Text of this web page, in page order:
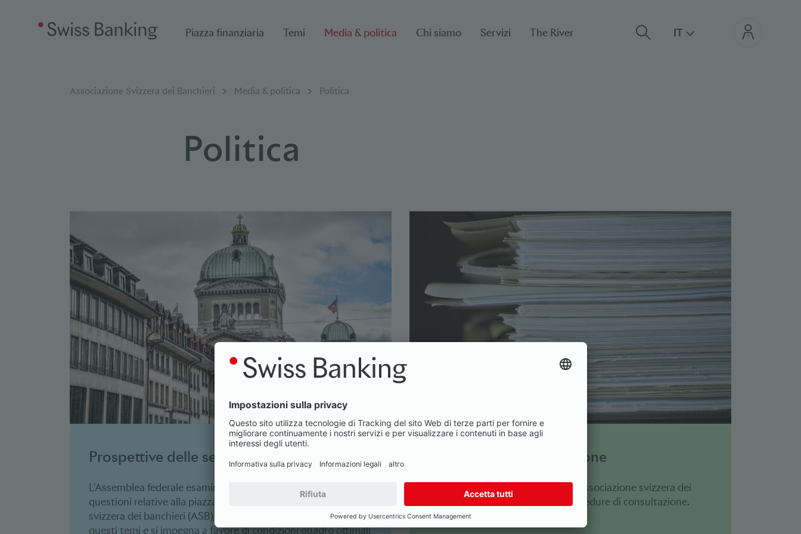
Piazza finanziaria Temi Media & politica Chi siamo Servizi The River IT
Breadcrumb
Sei qui:
Associazione Svizzera dei Banchieri Media & politica Politica
Politica
Prospettive delle sessioni
L'Assemblea federale esamina regolarmente numerose
questioni relative alla piazza finanziaria. L'Associazione
svizzera dei banchieri (ASB) assume una posizione chiara su
questi temi e si impegna a favore di condizioni quadro ottimali
Procedure di consultazione
Prese di posizione e risposte dell'Associazione svizzera dei
banchieri (ASB) nell'ambito di procedure di consultazione.